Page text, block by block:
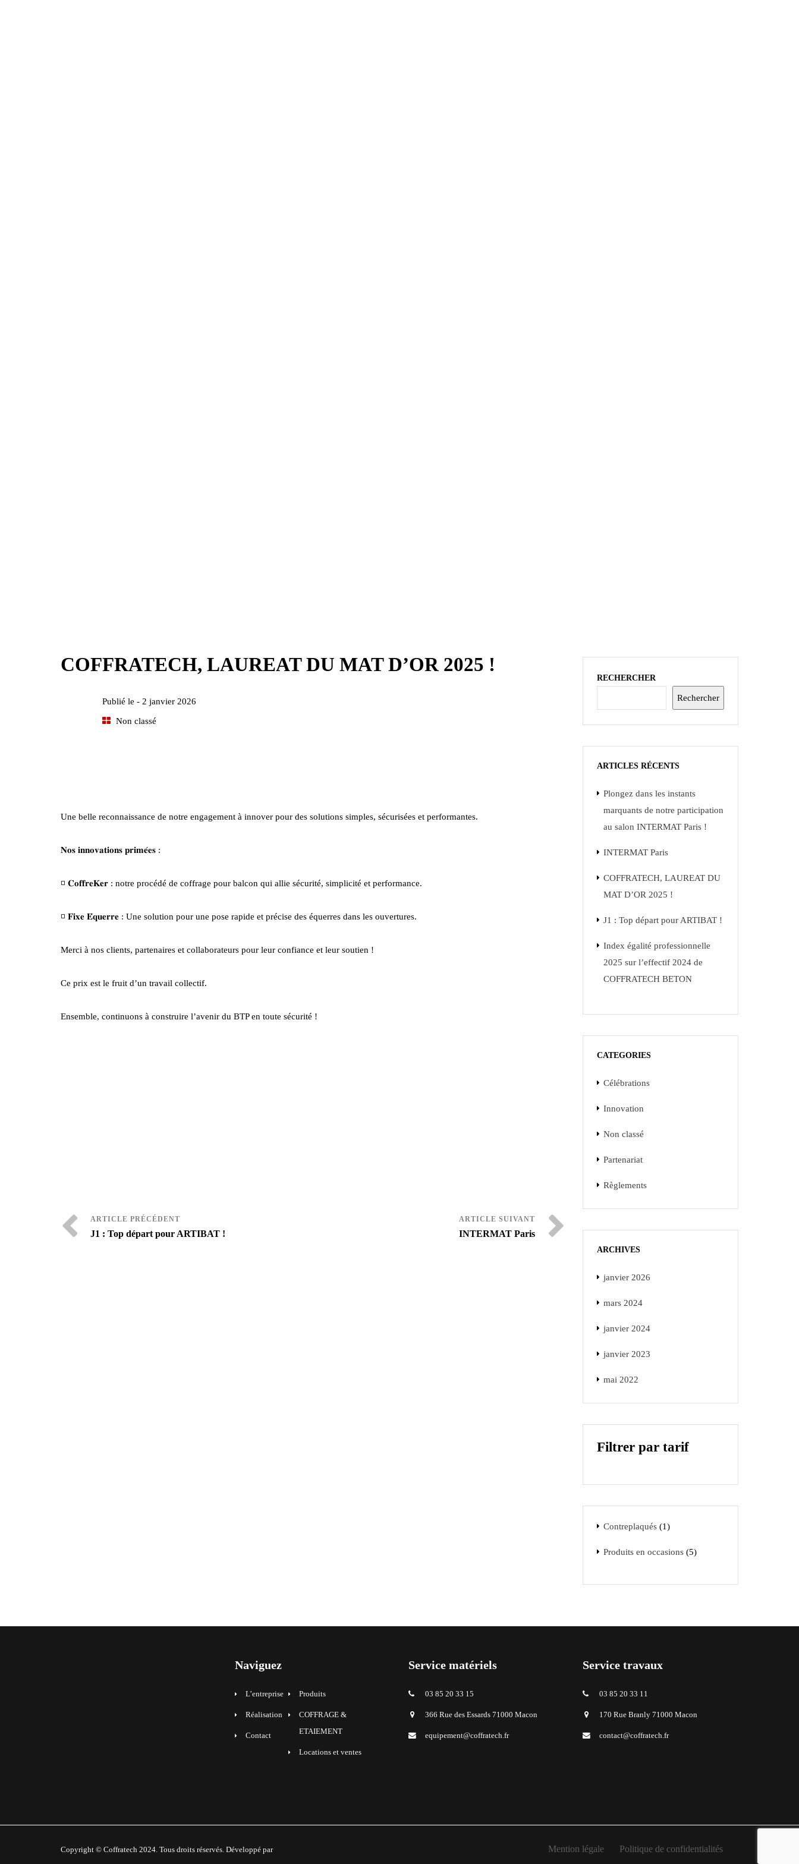
COFFRATECH, LAUREAT DU MAT D’OR 2025 !
Publié le - 2 janvier 2026
Non classé
Une belle reconnaissance de notre engagement à innover pour des solutions simples, sécurisées et performantes.
𝐍𝐨𝐬 𝐢𝐧𝐧𝐨𝐯𝐚𝐭𝐢𝐨𝐧𝐬 𝐩𝐫𝐢𝐦𝐞́𝐞𝐬 :
◽️ 𝐂𝐨𝐟𝐟𝐫𝐞𝐊𝐞𝐫 : notre procédé de coffrage pour balcon qui allie sécurité, simplicité et performance.
◽️ 𝐅𝐢𝐱𝐞 𝐄́𝐪𝐮𝐞𝐫𝐫𝐞 : Une solution pour une pose rapide et précise des équerres dans les ouvertures.
Merci à nos clients, partenaires et collaborateurs pour leur confiance et leur soutien !
Ce prix est le fruit d’un travail collectif.
Ensemble, continuons à construire l’avenir du BTP en toute sécurité !
J1 : Top départ pour ARTIBAT ! INTERMAT Paris
RECHERCHER
Rechercher
ARTICLES RÉCENTS
Plongez dans les instants
marquants de notre participation
au salon INTERMAT Paris !
INTERMAT Paris
COFFRATECH, LAUREAT DU
MAT D’OR 2025 !
J1 : Top départ pour ARTIBAT !
Index égalité professionnelle
2025 sur l’effectif 2024 de
COFFRATECH BETON
CATEGORIES
Célébrations
Innovation
Non classé
Partenariat
Règlements
ARCHIVES
janvier 2026
mars 2024
janvier 2024
janvier 2023
mai 2022
Filtrer par tarif
Contreplaqués 1
Produits en occasions 5
Naviguez
L’entreprise
Réalisation
Contact
Produits
COFFRAGE &
ETAIEMENT
Locations et ventes
Service matériels
03 85 20 33 15
366 Rue des Essards 71000 Macon
equipement@coffratech.fr
Service travaux
03 85 20 33 11
170 Rue Branly 71000 Macon
contact@coffratech.fr
Copyright © Coffratech 2024. Tous droits réservés. Développé par Mention légale Politique de confidentialités